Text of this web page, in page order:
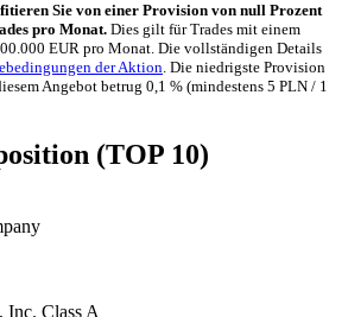
Sie von einer Provision von null Prozent
pro Monat. Dies gilt für Trades mit einem
EUR pro Monat. Die vollständigen Details
der Aktion. Die niedrigste Provision
Angebot betrug 0,1 % (mindestens 5 PLN / 1
(TOP 10)
Inc. Class A